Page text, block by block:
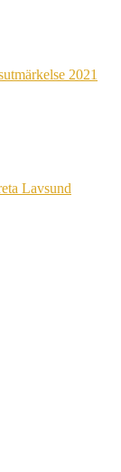
2021
Lavsund